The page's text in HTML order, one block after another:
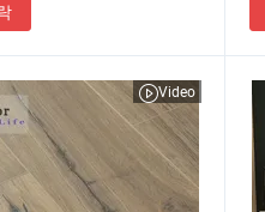
Video